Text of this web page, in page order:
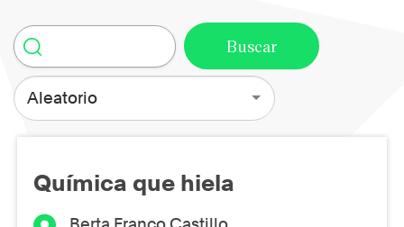
Aleatorio
Química que hiela